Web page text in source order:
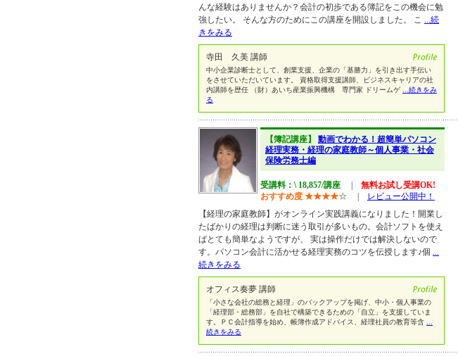
んな経験はありませんか？会計の初歩である簿記をこの機会に勉
強したい。 そんな方のためにこの講座を開設しました。 こ ...続
きをみる
寺田 久美 講師
中小企業診断士として、創業支援、企業の「基勝力」を引き出す手伝い
をさせていただいています。 資格取得支援講師、ビジネスキャリアの社
内講師を歴任 （財）あいち産業振興機構 専門家 ドリームゲ
...続きをみ
る
【簿記講座】 動画でわかる！超簡単パソコン
経理実務・経理の家庭教師～個人事業・社会
保険労務士編
受講料：\ 18,857/講座
無料お試し受講OK!
おすすめ度 ★★★★☆
レビュー公開中！
【経理の家庭教師】がオンライン実践講義になりました！開業し
たばかりの経理は判断に迷う取引が多いもの。会計ソフトを使え
ばとても簡単なようですが、 実は操作だけでは解決しないので
す。パソコン会計に活かせる経理実務のコツを伝授します♪個 ...
続きをみる
オフィス奏夢 講師
「小さな会社の総務と経理」のバックアップを掲げ、中小・個人事業の
「経理部・総務部」を自社で構築できるための「自立」を支援していま
す。ＰＣ会計指導を始め、帳簿作成アドバイス、経理社員の教育等含
続きをみる